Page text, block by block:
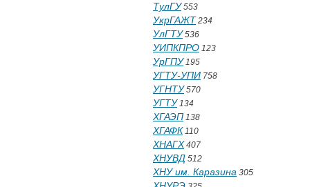
ТулГУ553
УкрГАЖТ 234
УлГТУ536
УИПКПРО 123
УрГПУ195
УГТУ-УПИ 758
УГНТУ570
УГТУ134
ХГАЭП 138
ХГАФК 110
ХНАГХ 407
ХНУВД 512
ХНУ им. Каразина 305